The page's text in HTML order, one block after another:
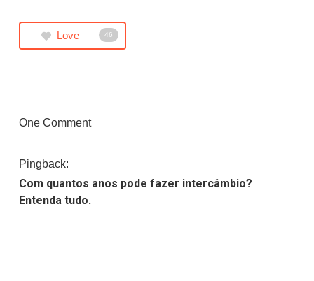
Love 46
One Comment
Pingback:
Com quantos anos pode fazer intercâmbio?
Entenda tudo.